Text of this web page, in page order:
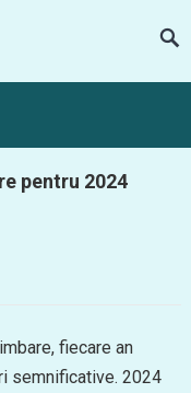
pentru 2024
fiecare an
semnificative. 2024